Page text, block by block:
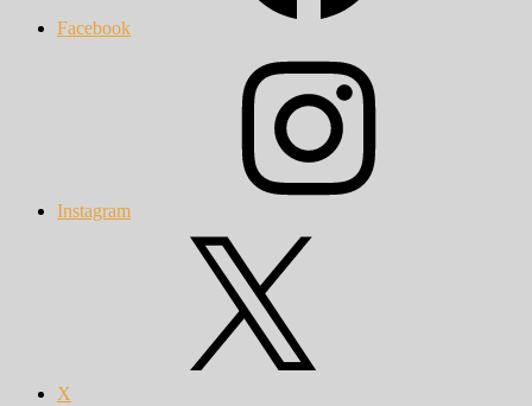
Facebook
Instagram
X